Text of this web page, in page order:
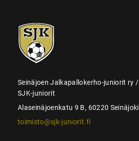
SJK-
juniorit
Seinäjoen Jalkapallokerho-juniorit ry /
SJK-juniorit
Alaseinäjoenkatu 9 B, 60220 Seinäjoki
toimisto@sjk-juniorit.fi